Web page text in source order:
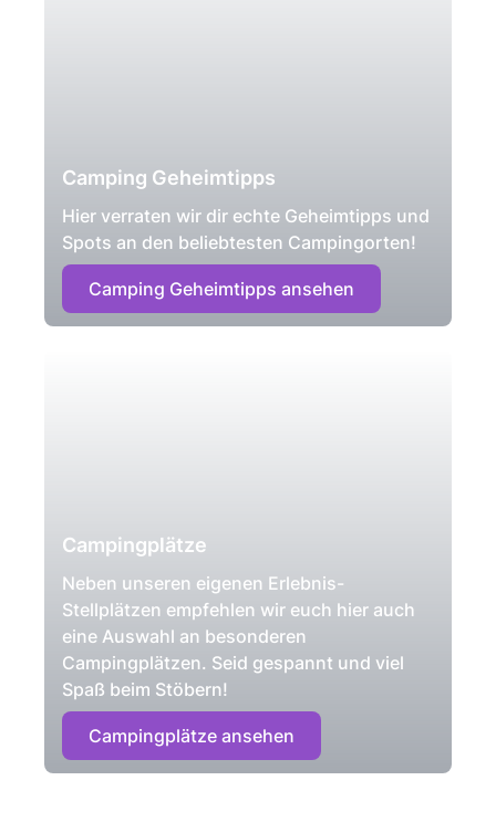
Camping Geheimtipps
Hier verraten wir dir echte Geheimtipps und
Spots an den beliebtesten Campingorten!
Camping Geheimtipps ansehen
Campingplätze
Neben unseren eigenen Erlebnis-
Stellplätzen empfehlen wir euch hier auch
eine Auswahl an besonderen
Campingplätzen. Seid gespannt und viel
Spaß beim Stöbern!
Campingplätze ansehen